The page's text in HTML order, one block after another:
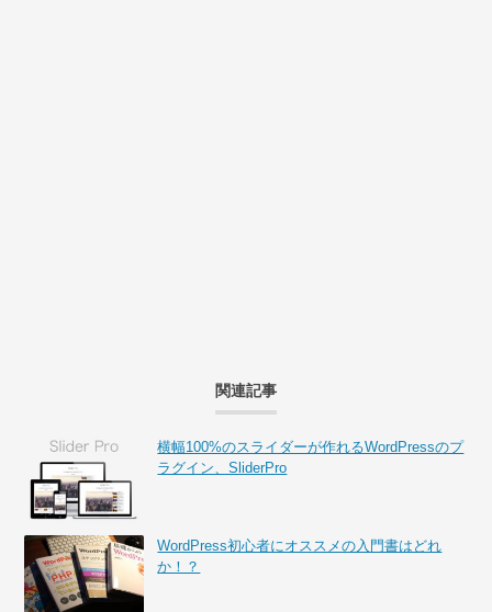
関連記事
横幅100%のスライダーが作れるWordPressのプ
ラグイン、SliderPro
WordPress初心者にオススメの入門書はどれ
か！？